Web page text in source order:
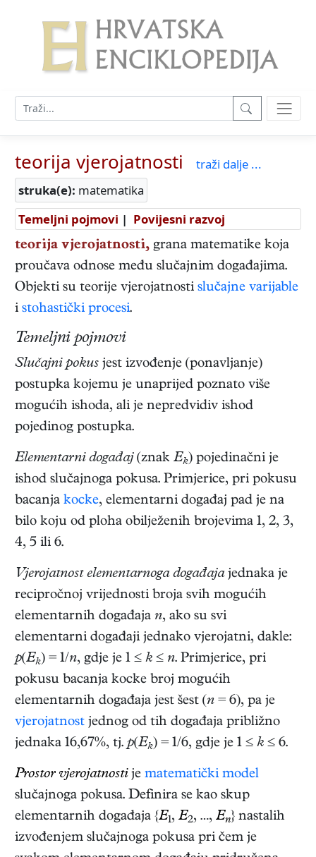
teorija vjerojatnosti
traži dalje ...
struka(e): matematika
Temeljni pojmovi | Povijesni razvoj
teorija vjerojatnosti, grana matematike koja
proučava odnose među slučajnim događajima.
Objekti su teorije vjerojatnosti slučajne varijable
i stohastički procesi.
Temeljni pojmovi
Slučajni pokus jest izvođenje (ponavljanje)
postupka kojemu je unaprijed poznato više
mogućih ishoda, ali je nepredvidiv ishod
pojedinog postupka.
Elementarni događaj (znak Ek) pojedinačni je
ishod slučajnoga pokusa. Primjerice, pri pokusu
bacanja kocke, elementarni događaj pad je na
bilo koju od ploha obilježenih brojevima 1, 2, 3,
4, 5 ili 6.
Vjerojatnost elementarnoga događajajednaka je
recipročnoj vrijednosti broja svih mogućih
elementarnih događaja n, ako su svi
elementarni događaji jednako vjerojatni, dakle:
p(Ek) = 1/n, gdje je 1 ≤ k ≤ n. Primjerice, pri
pokusu bacanja kocke broj mogućih
elementarnih događaja jest šest (n = 6), pa je
vjerojatnost jednog od tih događaja približno
jednaka 16,67%, tj.p(Ek) = 1/6, gdje je 1 ≤ k ≤ 6.
Prostor vjerojatnostije matematički model
slučajnoga pokusa. Definira se kao skup
elementarnih događaja {E1, E2, …, En} nastalih
izvođenjem slučajnoga pokusa pri čem je